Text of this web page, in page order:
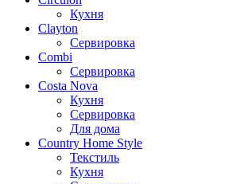
Кухня
Clayton
Сервировка
Combi
Сервировка
Costa Nova
Кухня
Сервировка
Для дома
Country Home Style
Текстиль
Кухня